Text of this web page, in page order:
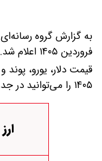
به گزارش گروه رسانه‌ای
فروردین ۱۴۰۵ اعلام شد.
۱۴۰۵ را می‌توانید در جدول زیر مشاهده نمایید.
ارز